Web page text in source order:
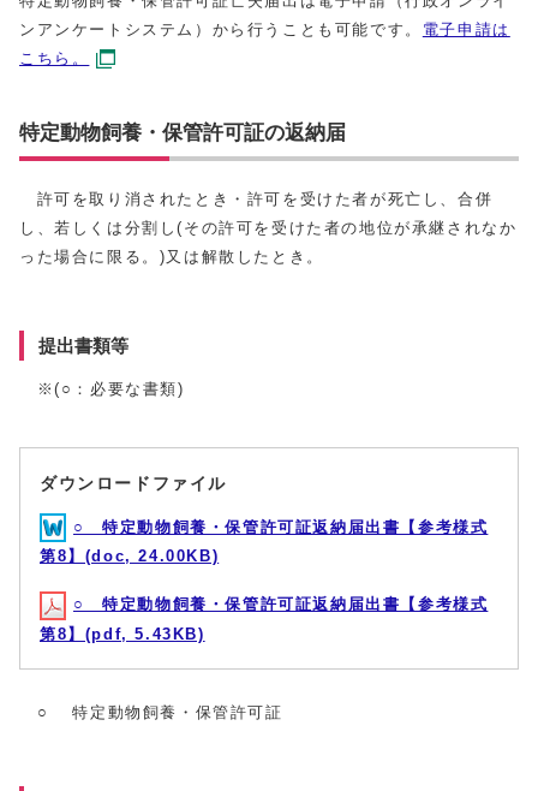
ンアンケートシステム）から行うことも可能です。 電子申請は
こちら。
特定動物飼養・保管許可証の返納届
許可を取り消されたとき・許可を受けた者が死亡し、合併
し、若しくは分割し(その許可を受けた者の地位が承継されなか
った場合に限る。)又は解散したとき。
提出書類等
※(○：必要な書類)
ダウンロードファイル
○ 特定動物飼養・保管許可証返納届出書【参考様式
第8】(doc, 24.00KB)
○ 特定動物飼養・保管許可証返納届出書【参考様式
第8】(pdf, 5.43KB)
○ 特定動物飼養・保管許可証